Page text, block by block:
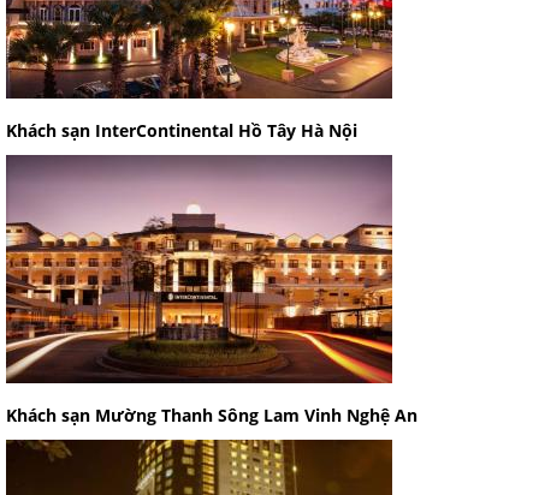
Khách sạn InterContinental Hồ Tây Hà Nội
Khách sạn Mường Thanh Sông Lam Vinh Nghệ An